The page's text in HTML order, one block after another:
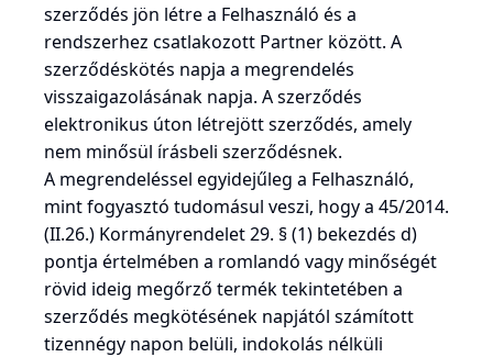
szerződés jön létre a Felhasználó és a
rendszerhez csatlakozott Partner között. A
szerződéskötés napja a megrendelés
visszaigazolásának napja. A szerződés
elektronikus úton létrejött szerződés, amely
nem minősül írásbeli szerződésnek.
A megrendeléssel egyidejűleg a Felhasználó,
mint fogyasztó tudomásul veszi, hogy a 45/2014.
(II.26.) Kormányrendelet 29. § (1) bekezdés d)
pontja értelmében a romlandó vagy minőségét
rövid ideig megőrző termék tekintetében a
szerződés megkötésének napjától számított
tizennégy napon belüli, indokolás nélküli